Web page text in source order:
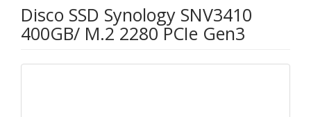
Disco SSD Synology SNV3410
400GB/ M.2 2280 PCIe Gen3